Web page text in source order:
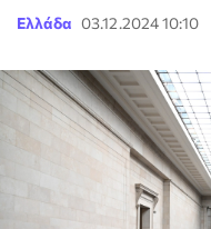
Ελλάδα 03.12.2024 10:10